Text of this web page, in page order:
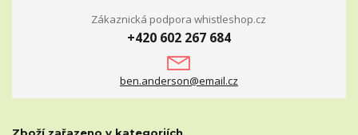
Zákaznická podpora whistleshop.cz
+420 602 267 684
ben.anderson@email.cz